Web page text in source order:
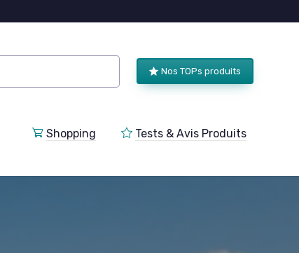
Nos TOPs produits
Shopping Tests & Avis Produits